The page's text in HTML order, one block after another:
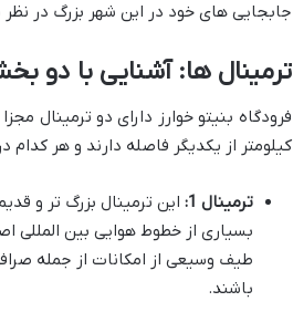
جابجایی های خود در این شهر بزرگ در نظر
ترمینال ها: آشنایی با دو
کیلومتر از یکدیگر فاصله دارند و هر
ترمینال 1:
این ترمینال بزرگ تر و
بسیاری از خطوط هوایی بین المللی
طیف وسیعی از امکانات از جمله
باشند.